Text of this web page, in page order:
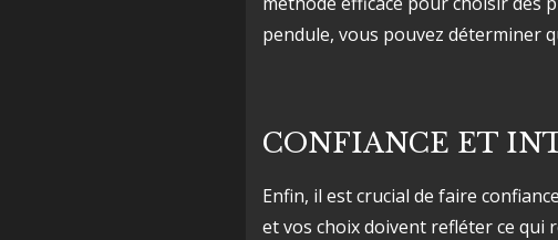
pendule, vous pouvez déterminer
CONFIANCE ET
Enfin, il est crucial de faire
et vos choix doivent refléter ce qui